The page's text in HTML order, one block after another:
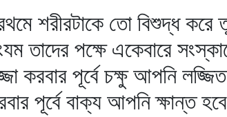
শরীরটাকে তো বিশুদ্ধ
তাদের পক্ষে একেবারে
করবার পূর্বে চক্ষু আপনি
পূর্বে বাক্য আপনি ক্ষান্ত